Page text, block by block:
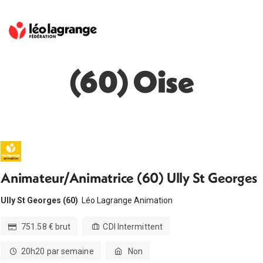
(60) Oise
Animateur/Animatrice (60) Ully St Georges
Ully St Georges (60) Léo Lagrange Animation
751.58 € brut CDI Intermittent
20h20 par semaine Non